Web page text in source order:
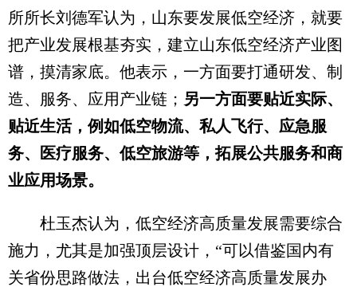
所所长刘德军认为，山东要发展低空经济，就要
把产业发展根基夯实，建立山东低空经济产业图
谱，摸清家底。他表示，一方面要打通研发、制
造、服务、应用产业链； 另一方面要贴近实际、
贴近生活，例如低空物流、私人飞行、应急服
务、医疗服务、低空旅游等，拓展公共服务和商
业应用场景。
杜玉杰认为，低空经济高质量发展需要综合
施力，尤其是加强顶层设计，“可以借鉴国内有
关省份思路做法，出台低空经济高质量发展办